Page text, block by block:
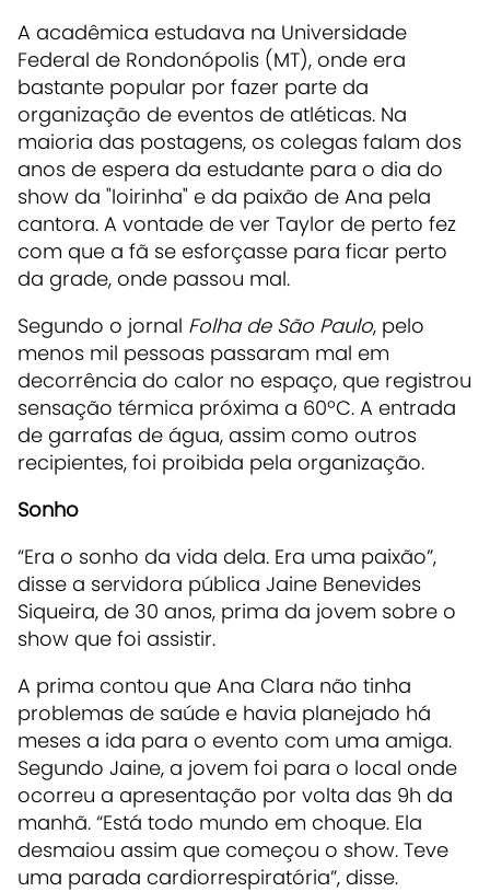
A acadêmica estudava na Universidade
Federal de Rondonópolis (MT), onde era
bastante popular por fazer parte da
organização de eventos de atléticas. Na
maioria das postagens, os colegas falam dos
anos de espera da estudante para o dia do
show da "loirinha" e da paixão de Ana pela
cantora. A vontade de ver Taylor de perto fez
com que a fã se esforçasse para ficar perto
da grade, onde passou mal.
Segundo o jornal Folha de São Paulo, pelo
menos mil pessoas passaram mal em
decorrência do calor no espaço, que registrou
sensação térmica próxima a 60ºC. A entrada
de garrafas de água, assim como outros
recipientes, foi proibida pela organização.
Sonho
“Era o sonho da vida dela. Era uma paixão”,
disse a servidora pública Jaine Benevides
Siqueira, de 30 anos, prima da jovem sobre o
show que foi assistir.
A prima contou que Ana Clara não tinha
problemas de saúde e havia planejado há
meses a ida para o evento com uma amiga.
Segundo Jaine, a jovem foi para o local onde
ocorreu a apresentação por volta das 9h da
manhã. “Está todo mundo em choque. Ela
desmaiou assim que começou o show. Teve
uma parada cardiorrespiratória”, disse.